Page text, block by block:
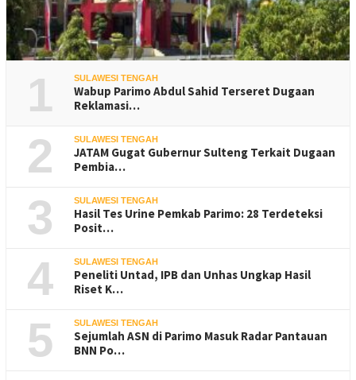
1 SULAWESI TENGAH
Wabup Parimo Abdul Sahid Terseret Dugaan
Reklamasi…
2 SULAWESI TENGAH
JATAM Gugat Gubernur Sulteng Terkait Dugaan
Pembia…
3 SULAWESI TENGAH
Hasil Tes Urine Pemkab Parimo: 28 Terdeteksi
Posit…
4 SULAWESI TENGAH
Peneliti Untad, IPB dan Unhas Ungkap Hasil
Riset K…
5 SULAWESI TENGAH
Sejumlah ASN di Parimo Masuk Radar Pantauan
BNN Po…